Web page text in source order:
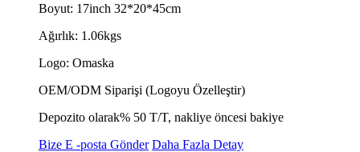
Boyut: 17inch 32*20*45cm
Ağırlık: 1.06kgs
Logo: Omaska
OEM/ODM Siparişi (Logoyu Özelleştir)
Depozito olarak% 50 T/T, nakliye öncesi bakiye
Bize E -posta Gönder Daha Fazla Detay